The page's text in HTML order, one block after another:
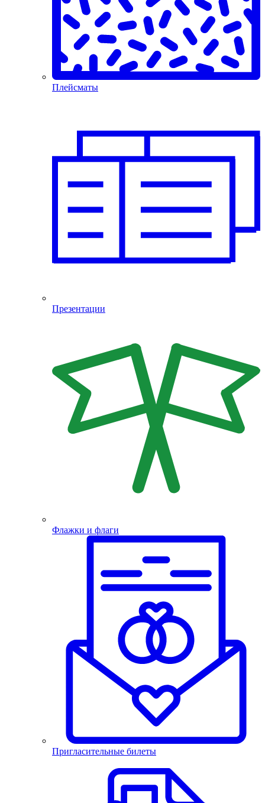
Плейсматы
Презентации
Флажки и флаги
Пригласительные билеты